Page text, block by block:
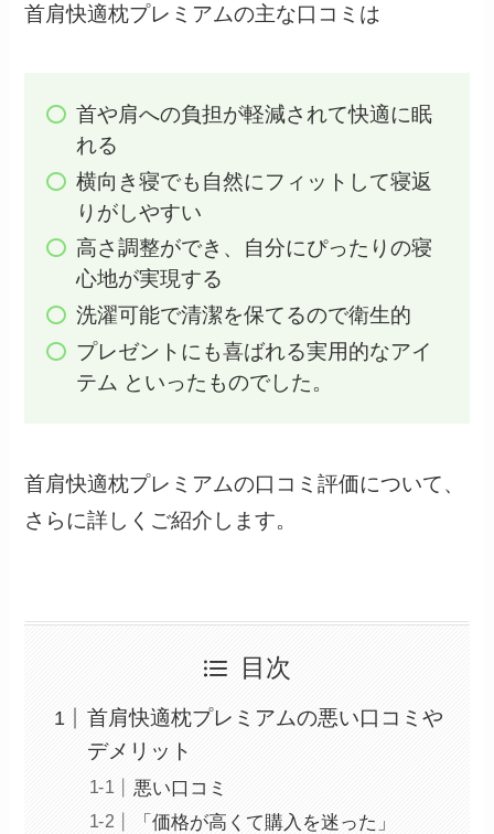
首肩快適枕プレミアムの主な口コミは
首や肩への負担が軽減されて快適に眠
れる
横向き寝でも自然にフィットして寝返
りがしやすい
高さ調整ができ、自分にぴったりの寝
心地が実現する
洗濯可能で清潔を保てるので衛生的
プレゼントにも喜ばれる実用的なアイ
テム といったものでした。
首肩快適枕プレミアムの口コミ評価について、
さらに詳しくご紹介します。
目次
首肩快適枕プレミアムの悪い口コミや
デメリット
悪い口コミ
「価格が高くて購入を迷った」